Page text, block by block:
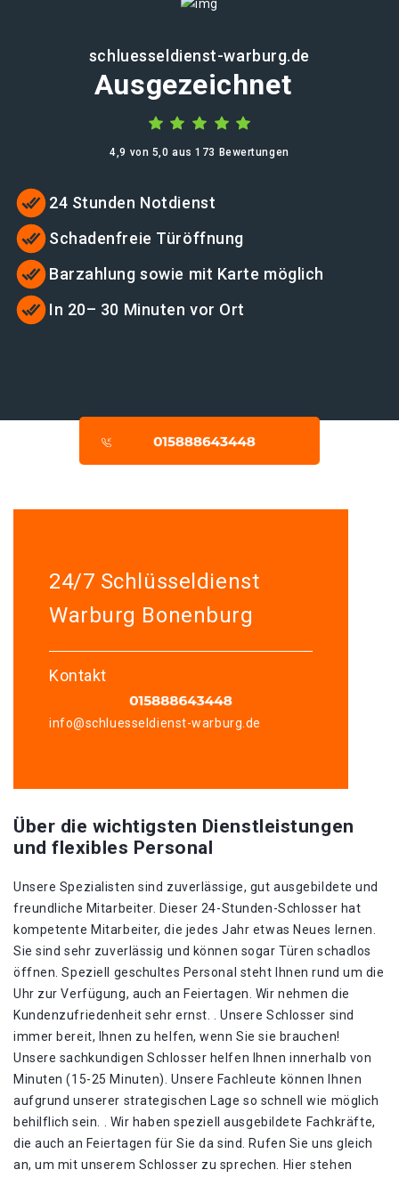
schluesseldienst-warburg.de
Ausgezeichnet
4,9 von 5,0 aus 173 Bewertungen
24 Stunden Notdienst
Schadenfreie Türöffnung
Barzahlung sowie mit Karte möglich
In 20– 30 Minuten vor Ort
24/7 Schlüsseldienst
Warburg Bonenburg
Kontakt
info@schluesseldienst-warburg.de
Über die wichtigsten Dienstleistungen
und flexibles Personal
Unsere Spezialisten sind zuverlässige, gut ausgebildete und
freundliche Mitarbeiter. Dieser 24-Stunden-Schlosser hat
kompetente Mitarbeiter, die jedes Jahr etwas Neues lernen.
Sie sind sehr zuverlässig und können sogar Türen schadlos
öffnen. Speziell geschultes Personal steht Ihnen rund um die
Uhr zur Verfügung, auch an Feiertagen. Wir nehmen die
Kundenzufriedenheit sehr ernst. . Unsere Schlosser sind
immer bereit, Ihnen zu helfen, wenn Sie sie brauchen!
Unsere sachkundigen Schlosser helfen Ihnen innerhalb von
Minuten (15-25 Minuten). Unsere Fachleute können Ihnen
aufgrund unserer strategischen Lage so schnell wie möglich
behilflich sein. . Wir haben speziell ausgebildete Fachkräfte,
die auch an Feiertagen für Sie da sind. Rufen Sie uns gleich
an, um mit unserem Schlosser zu sprechen. Hier stehen